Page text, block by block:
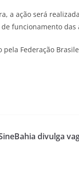
a ação será
funcionamento das
Federação
divulga